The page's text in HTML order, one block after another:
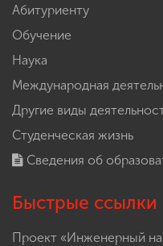
Абитуриенту
Обучение
Наука
Международная
Другие виды
Студенческая жизнь
Сведения об
Быстрые ссылки
Проект «Инженерный